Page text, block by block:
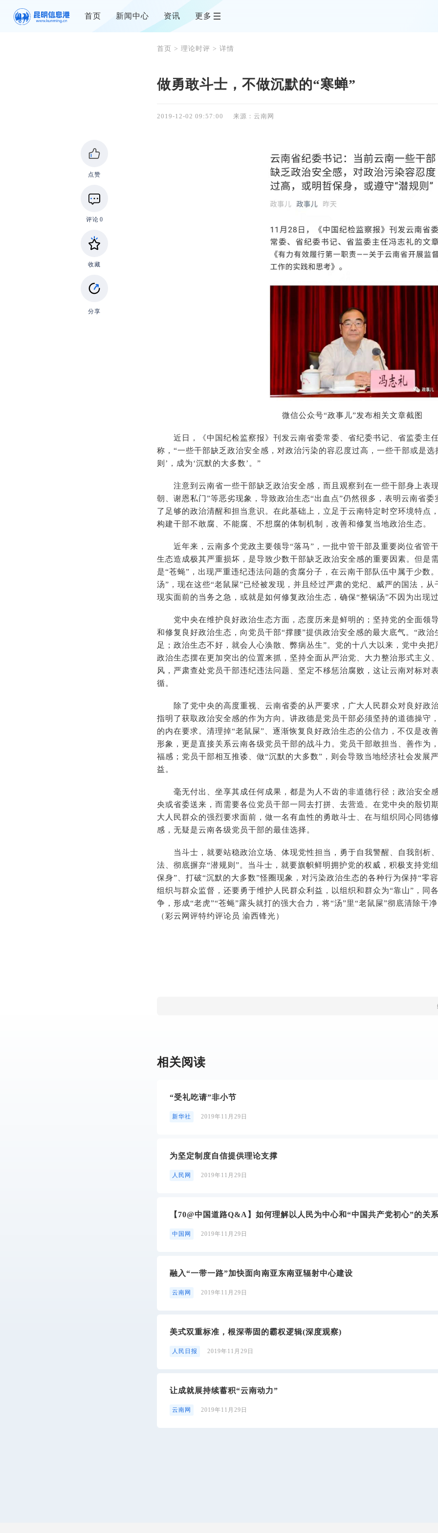
首页 新闻中心 资讯 更多
点赞
评论 0
收藏
分享
首页 > 理论时评 > 详情
做勇敢斗士，不做沉默的“寒蝉”
2019-12-02 09:57:00 来源：云南网
微信公众号“政事儿”发布相关文章截图
近日，《中国纪检监察报》刊发云南省委常委、省纪委书记、省监委主
称，“一些干部缺乏政治安全感，对政治污染的容忍度过高，一些干部或是选
则’，成为‘沉默的大多数’。”
注意到云南省一些干部缺乏政治安全感，而且观察到在一些干部身上表
朝、谢恩私门”等恶劣现象，导致政治生态“出血点”仍然很多，表明云南省
了足够的政治清醒和担当意识。在此基础上，立足于云南特定时空环境特点
构建干部不敢腐、不能腐、不想腐的体制机制，改善和修复当地政治生态。
近年来，云南多个党政主要领导“落马”，一批中管干部及重要岗位省管
生态造成极其严重损坏，是导致少数干部缺乏政治安全感的重要因素。但是
是“苍蝇”，出现严重违纪违法问题的贪腐分子，在云南干部队伍中属于少数
汤”，现在这些“老鼠屎”已经被发现，并且经过严肃的党纪、威严的国法，
现实面前的当务之急，或就是如何修复政治生态，确保“整锅汤”不因为出现
党中央在维护良好政治生态方面，态度历来是鲜明的；坚持党的全面领
和修复良好政治生态，向党员干部“撑腰”提供政治安全感的最大底气。“政
足；政治生态不好，就会人心涣散、弊病丛生”。党的十八大以来，党中央
政治生态摆在更加突出的位置来抓，坚持全面从严治党、大力整治形式主义
风，严肃查处党员干部违纪违法问题、坚定不移惩治腐败，这让云南对标对
循。
除了党中央的高度重视、云南省委的从严要求，广大人民群众对良好政
指明了获取政治安全感的作为方向。讲政德是党员干部必须坚持的道德操守
的内在要求。清理掉“老鼠屎”、逐渐恢复良好政治生态的公信力，不仅是改
形象，更是直接关系云南各级党员干部的战斗力。党员干部敢担当、善作为
福感；党员干部相互推诿、做“沉默的大多数”，则会导致当地经济社会发展
益。
毫无付出、坐享其成任何成果，都是为人不齿的非道德行径；政治安全
央或省委送来，而需要各位党员干部一同去打拼、去营造。在党中央的殷切
大人民群众的强烈要求面前，做一名有血性的勇敢斗士、在与组织同心同德
感，无疑是云南各级党员干部的最佳选择。
当斗士，就要站稳政治立场、体现党性担当，勇于自我警醒、自我剖析
法、彻底摒弃“潜规则”。当斗士，就要旗帜鲜明拥护党的权威，积极支持党
保身”、打破“沉默的大多数”怪圈现象，对污染政治生态的各种行为保持“零
组织与群众监督，还要勇于维护人民群众利益，以组织和群众为“靠山”，同
争，形成“老虎”“苍蝇”露头就打的强大合力，将“汤”里“老鼠屎”彻底清除干
（彩云网评特约评论员 渝西锋光）
相关阅读
“受礼吃请”非小节
新华社 2019年11月29日
为坚定制度自信提供理论支撑
人民网 2019年11月29日
【70@中国道路Q&A】如何理解以人民为中心和“中国共产党初心”的关
中国网 2019年11月29日
融入“一带一路”加快面向南亚东南亚辐射中心建设
云南网 2019年11月29日
美式双重标准，根深蒂固的霸权逻辑(深度观察)
人民日报 2019年11月29日
让成就展持续蓄积“云南动力”
云南网 2019年11月29日